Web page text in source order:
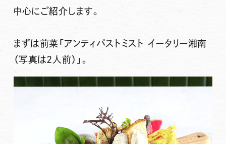
中心にご紹介します。
まずは前菜 「アンティパストミスト イータリー湘南
（写真は2人前）」 。